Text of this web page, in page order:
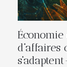
d'affaires